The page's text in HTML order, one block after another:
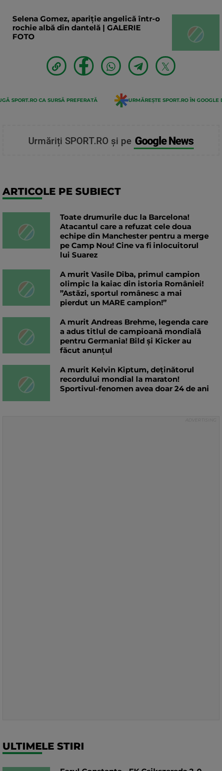
Selena Gomez, apariție angelică într-o
rochie albă din dantelă | GALERIE
FOTO
SPORT.RO CA SURSĂ PREFERATĂ URMĂREȘTE SPORT.RO ÎN GOOGLE
Urmăriți SPORT.RO și pe Google News
ARTICOLE PE SUBIECT
Toate drumurile duc la Barcelona!
Atacantul care a refuzat cele doua
echipe din Manchester pentru a merge
pe Camp Nou! Cine va fi inlocuitorul
lui Suarez
A murit Vasile Dîba, primul campion
olimpic la kaiac din istoria României!
”Astăzi, sportul românesc a mai
pierdut un MARE campion!”
A murit Andreas Brehme, legenda care
a adus titlul de campioană mondială
pentru Germania! Bild și Kicker au
făcut anunțul
A murit Kelvin Kiptum, deținătorul
recordului mondial la maraton!
Sportivul-fenomen avea doar 24 de ani
ULTIMELE STIRI